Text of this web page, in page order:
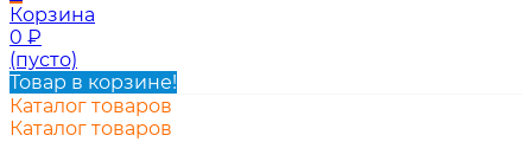
Корзина
0 ₽
(пусто)
Товар в корзине!
Каталог товаров
Каталог товаров